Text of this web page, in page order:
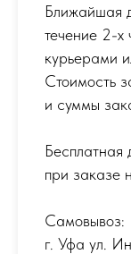
Ближайшая
течение 2-
курьерами
Стоимость
и суммы
Бесплатная
при заказе
Самовывоз:
г. Уфа ул.